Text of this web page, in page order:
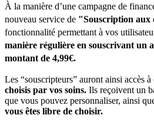
À la manière d’une campagne de
nouveau service de "Souscription aux
fonctionnalité permettant à vos
manière régulière en souscrivant un
montant de 4,99€.
Les “souscripteurs” auront ainsi accès à
choisis par vos soins. Ils reçoivent un
que vous pouvez personnaliser, ainsi
vous êtes libre de choisir.